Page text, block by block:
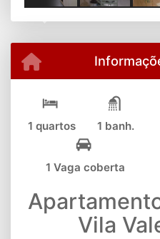
1 quartos 1 banh.
1 Vaga coberta
Vila